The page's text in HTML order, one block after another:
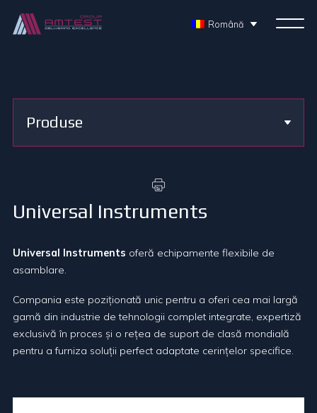
Română
Produse
Universal Instruments
Universal Instruments oferă echipamente flexibile de
asamblare.
Compania este poziționată unic pentru a oferi cea mai largă
gamă din industrie de tehnologii complet integrate, expertiză
exclusivă în proces și o rețea de suport de clasă mondială
pentru a furniza soluții perfect adaptate cerințelor specifice.